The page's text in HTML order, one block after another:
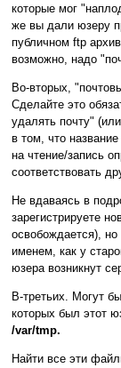
которые мог
же вы дали юзеру
публичном ftp
возможно, надо
Во-вторых,
Сделайте это
удалять почту"
в том, что
на чтение/запись
соответствовать
Не вдаваясь в
зарегистрируете
освобождается),
именем, как у
юзера возникнут
В-третьих. Могут
которых был этот
/var/tmp.
Найти все эти